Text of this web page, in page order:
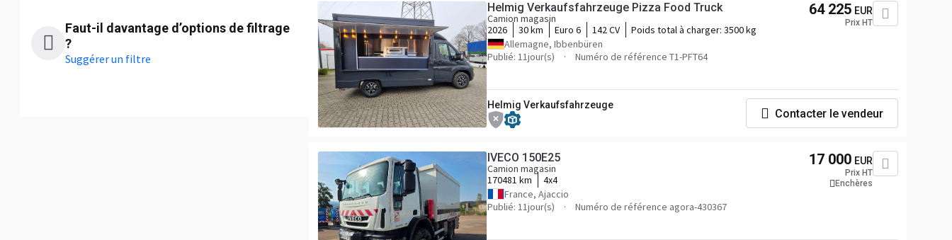
Faut-il davantage d’options de filtrage
?
Suggérer un filtre
Helmig Verkaufsfahrzeuge Pizza Food Truck
Camion magasin
2026
30 km Euro 6 142 CV Poids total à charger: 3500 kg
Allemagne, Ibbenbüren
Publié: 11jour(s)
Numéro de référence T1-PFT64
64 225 EUR
Prix HT
Helmig Verkaufsfahrzeuge
Contacter le vendeur
IVECO 150E25
Camion magasin
170481 km
4x4
France, Ajaccio
Publié: 11jour(s)
Numéro de référence agora-430367
17 000 EUR
Prix HT
Enchères